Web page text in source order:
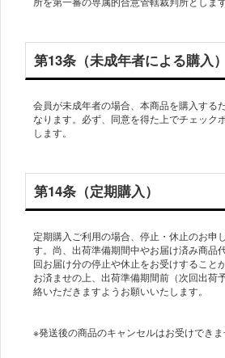
第13条（未成年者による購入）
会員が未成年者の場合、本商品を購入する
なります。必ず、同意を得た上でチェック
します。
第14条（定期購入）
定期購入ご利用の場合、停止・休止のお申
す。尚、出荷準備期間中やお届け済み商品
回お届け分の停止や休止をお受けすること
お済ませの上、出荷準備期間前（次回出荷
絡いただきますようお願いいたします。
※発送後の商品のキャンセルはお受けできま